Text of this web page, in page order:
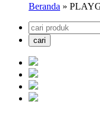
Beranda »